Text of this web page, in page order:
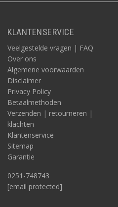
KLANTENSERVICE
Veelgestelde vragen | FAQ
Over ons
Algemene voorwaarden
Disclaimer
Privacy Policy
Betaalmethoden
Verzenden | retourneren |
klachten
Klantenservice
Sitemap
Garantie
0251-748743
[email protected]